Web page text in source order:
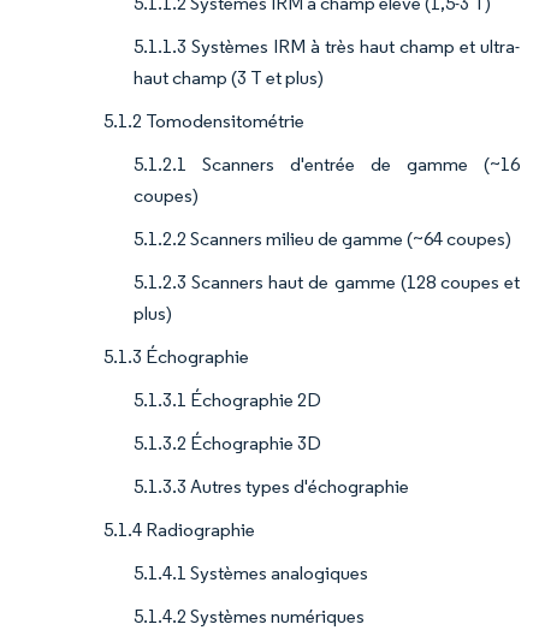
5.1.1.3 Systèmes IRM à très haut champ et ultra-
haut champ (3 T et plus)
5.1.2 Tomodensitométrie
5.1.2.1 Scanners d'entrée de gamme (~16
coupes)
5.1.2.2 Scanners milieu de gamme (~64 coupes)
5.1.2.3 Scanners haut de gamme (128 coupes et
plus)
5.1.3 Échographie
5.1.3.1 Échographie 2D
5.1.3.2 Échographie 3D
5.1.3.3 Autres types d'échographie
5.1.4 Radiographie
5.1.4.1 Systèmes analogiques
5.1.4.2 Systèmes numériques